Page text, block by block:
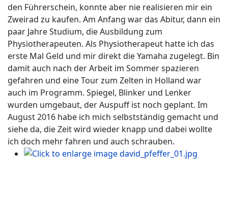
den Führerschein, konnte aber nie realisieren mir ein
Zweirad zu kaufen. Am Anfang war das Abitur, dann ein
paar Jahre Studium, die Ausbildung zum
Physiotherapeuten. Als Physiotherapeut hatte ich das
erste Mal Geld und mir direkt die Yamaha zugelegt. Bin
damit auch nach der Arbeit im Sommer spazieren
gefahren und eine Tour zum Zelten in Holland war
auch im Programm. Spiegel, Blinker und Lenker
wurden umgebaut, der Auspuff ist noch geplant. Im
August 2016 habe ich mich selbstständig gemacht und
siehe da, die Zeit wird wieder knapp und dabei wollte
ich doch mehr fahren und auch schrauben.